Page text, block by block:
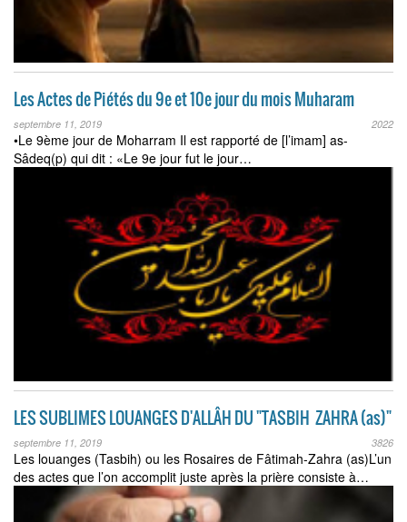
Les Actes de Piétés du 9e et 10e jour du mois Muharam
septembre 11, 2019 2022
•Le 9ème jour de Moharram Il est rapporté de [l’imam] as-
Sâdeq(p) qui dit : «Le 9e jour fut le jour…
LES SUBLIMES LOUANGES D'ALLÂH DU "TASBIH ​ ZAHRA (as)"
septembre 11, 2019 3826
Les louanges (Tasbih) ou les Rosaires de Fâtimah-Zahra (as)​L’un
des actes que l’on accomplit juste après la prière consiste à…